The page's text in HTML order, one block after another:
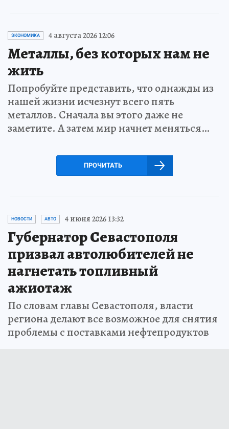
ЭКОНОМИКА 4 августа 2026 12:06
Металлы, без которых нам не
жить
Попробуйте представить, что однажды из
нашей жизни исчезнут всего пять
металлов. Сначала вы этого даже не
заметите. А затем мир начнет меняться…
ПРОЧИТАТЬ
НОВОСТИ АВТО 4 июня 2026 13:32
Губернатор Севастополя
призвал автолюбителей не
нагнетать топливный
ажиотаж
По словам главы Севастополя, власти
региона делают все возможное для снятия
проблемы с поставками нефтепродуктов